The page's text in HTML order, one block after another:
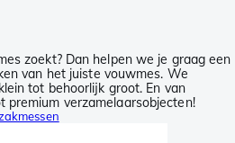
zoekt? Dan helpen we je graag een
van het juiste vouwmes. We
tot behoorlijk groot. En van
premium verzamelaarsobjecten!